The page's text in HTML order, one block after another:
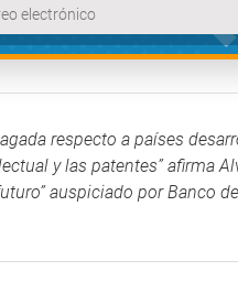
respecto a países
y las patentes” afirma
auspiciado por Banco